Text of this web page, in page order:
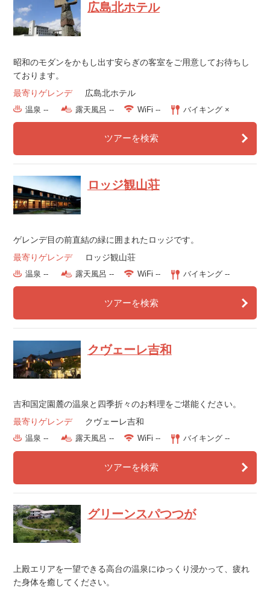
広島北ホテル
昭和のモダンをかもし出す安らぎの客室をご用意してお待ちし
ております。
最寄りゲレンデ
広島北ホテル
温泉 -- 露天風呂 -- WiFi -- バイキング ×
ツアーを検索
ロッジ観山荘
ゲレンデ目の前直結の緑に囲まれたロッジです。
最寄りゲレンデ
ロッジ観山荘
温泉 -- 露天風呂 -- WiFi -- バイキング --
ツアーを検索
クヴェーレ吉和
吉和国定園麓の温泉と四季折々のお料理をご堪能ください。
最寄りゲレンデ
クヴェーレ吉和
温泉 -- 露天風呂 -- WiFi -- バイキング --
ツアーを検索
グリーンスパつつが
上殿エリアを一望できる高台の温泉にゆっくり浸かって、疲れ
た身体を癒してください。